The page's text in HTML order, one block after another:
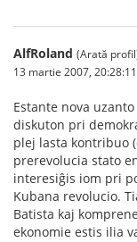
AlfRoland (Arată
13 martie 2007, 20:28:11
Estante nova
diskuton pri
plej lasta kontribuo
prerevolucia stato
interesiĝis iom pri
Kubana revolucio.
Batista kaj
ekonomie estis ilia